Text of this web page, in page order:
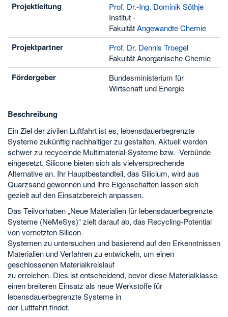
Projektleitung
Prof. Dr.-Ing. Dominik Söthje
Institut -
FakultätAngewandte Chemie
Projektpartner
Prof. Dr. Dennis Troegel
Fakultät Anorganische Chemie
Fördergeber
Bundesministerium für
Wirtschaft und Energie
Beschreibung
Ein Ziel der zivilen Luftfahrt ist es, lebensdauerbegrenzte
Systeme zukünftig nachhaltiger zu gestalten. Aktuell werden
schwer zu recycelnde Multimaterial-Systeme bzw. -Verbünde
eingesetzt. Silicone bieten sich als vielversprechende
Alternative an. Ihr Hauptbestandteil, das Silicium, wird aus
Quarzsand gewonnen und ihre Eigenschaften lassen sich
gezielt auf den Einsatzbereich anpassen.
Das Teilvorhaben „Neue Materialien für lebensdauerbegrenzte
Systeme (NeMeSys)“ zielt darauf ab, das Recycling-Potential
von vernetzten Silicon-
Systemen zu untersuchen und basierend auf den Erkenntnissen
Materialien und Verfahren zu entwickeln, um einen
geschlossenen Materialkreislauf
zu erreichen. Dies ist entscheidend, bevor diese Materialklasse
einen breiteren Einsatz als neue Werkstoffe für
lebensdauerbegrenzte Systeme in
der Luftfahrt findet.